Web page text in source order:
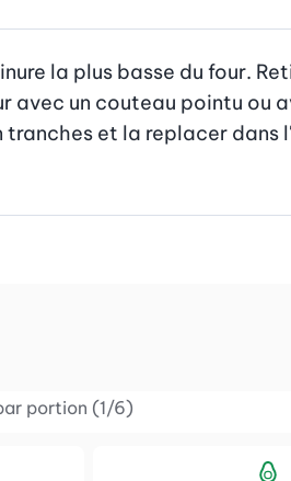
la plus basse du four.
un couteau pointu ou
tranches et la replacer
portion (1/6)